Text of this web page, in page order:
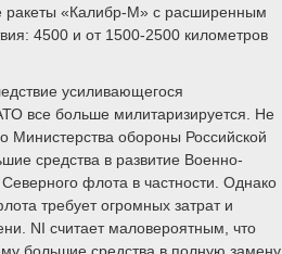
ракеты «Калибр-М» с расширенным
4500 и от 1500-2500 километров
усиливающегося
все больше милитаризируется. Не
Министерства обороны Российской
средства в развитие Военно-
флота в частности. Однако
требует огромных затрат и
NI считает маловероятным, что